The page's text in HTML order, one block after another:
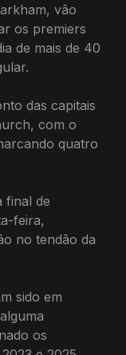
vão
os premiers
de mais de 40
das capitais
com o
quatro
final de
feira,
no tendão da
sido em
os